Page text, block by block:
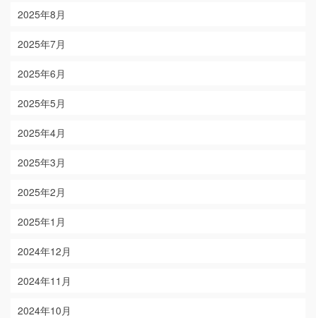
2025年8月
2025年7月
2025年6月
2025年5月
2025年4月
2025年3月
2025年2月
2025年1月
2024年12月
2024年11月
2024年10月